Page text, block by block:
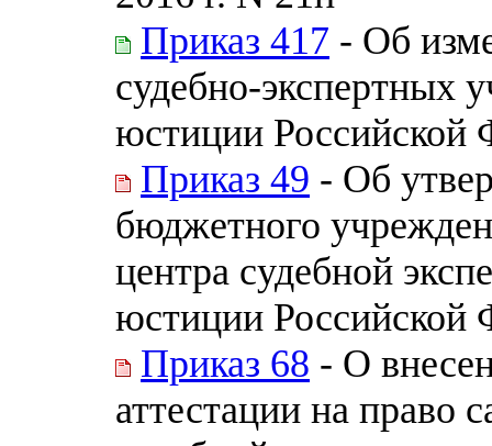
Приказ 417 - Об
судебно-экспертных
юстиции Российской
Приказ 49 - Об
бюджетного
центра судебной
юстиции Российской
Приказ 68 - О
аттестации на право